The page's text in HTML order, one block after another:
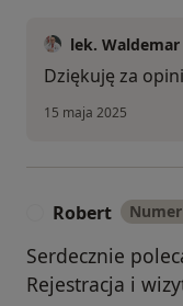
lek. Waldemar
Dziękuję za
15 maja 2025
Robert
Serdecznie
Rejestracja i